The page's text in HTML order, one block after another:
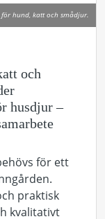
hund, katt och smådjur.
och
husdjur –
för ett
praktisk
kvalitativt